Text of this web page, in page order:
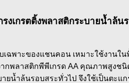
รงเกรตติ้งพลาสติกระบายน้ำล้
เฉพาะของแชนคอน เหมาะใช้งานใ
ลาสติกพีพีเกรด AA คุณภาพสูงชนิ
ายน้ำล้นรอบสระทั่วไป จึงใช้เป็นต